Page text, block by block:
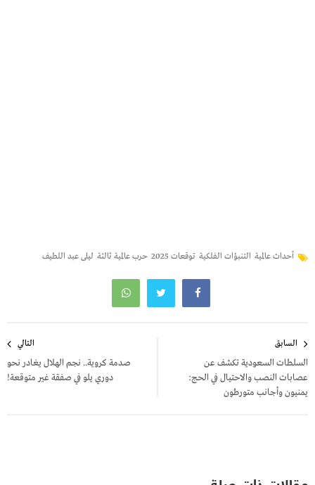
أحداث عالمية التنبؤات الفلكية توقعات 2025 حرب عالمية ثالثة ليلى عبد اللطيف
المقالات
السابق
السلطات السعودية تكشف عن
عصابات النصب والاحتيال في الحج:
يمنيون وأجانب متورطون
التالي
صدمة كروية.. نجم الهلال يغادر نحو
دوري يلو في صفقة غير متوقعة!